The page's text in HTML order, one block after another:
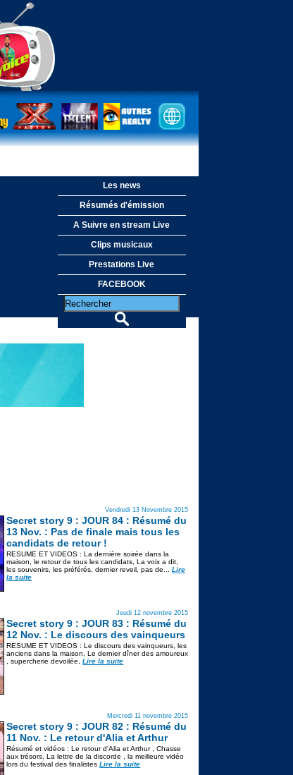
Les news
Résumés d'émission
A Suivre en stream Live
Clips musicaux
Prestations Live
FACEBOOK
Vendredi 13 Novembre 2015
Secret story 9 : JOUR 84 : Résumé du
13 Nov. : Pas de finale mais tous les
candidats de retour !
RESUME ET VIDEOS : La dernière soirée dans la
maison, le retour de tous les candidats, La voix a dit,
les souvenirs, les préférés, dernier reveil, pas de...Lire
la suite
Jeudi 12 novembre 2015
Secret story 9 : JOUR 83 : Résumé du
12 Nov. : Le discours des vainqueurs
RESUME ET VIDEOS : Le discours des vainqueurs, les
anciens dans la maison, Le dernier dîner des amoureux
, supercherie devoilée,Lire la suite
Mercredi 11 novembre 2015
Secret story 9 : JOUR 82 : Résumé du
11 Nov. : Le retour d'Alia et Arthur
Résumé et vidéos : Le retour d'Alia et Arthur , Chasse
aux trésors, La lettre de la discorde , la meilleure vidéo
lors du festival des finalistesLire la suite